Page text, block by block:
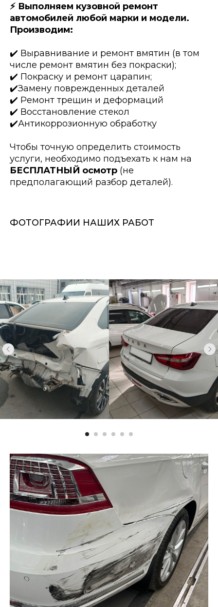
⚡️ Выполняем кузовной ремонт
автомобилей любой марки и модели.
Производим:
✔️ Выравнивание и ремонт вмятин (в том
числе ремонт вмятин без покраски);
✔️ Покраску и ремонт царапин;
✔️Замену поврежденных деталей
✔️ Ремонт трещин и деформаций
✔️ Восстановление стекол
✔️Антикоррозионную обработку
Чтобы точную определить стоимость
услуги, необходимо подъехать к нам на
БЕСПЛАТНЫЙ осмотр (не
предполагающий разбор деталей).
ФОТОГРАФИИ НАШИХ РАБОТ